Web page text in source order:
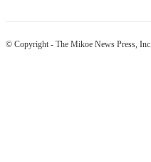
© Copyright - The Mikoe News Press, Inc.